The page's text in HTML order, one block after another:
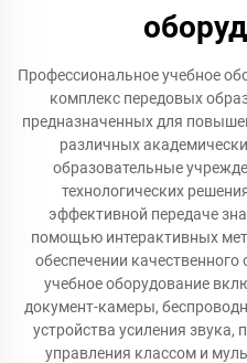
Профессиональное учебное
комплекс передовых
предназначенных для
различных
образовательные
технологических
эффективной передаче
помощью интерактивных
обеспечении
учебное оборудование
документ-камеры,
устройства усиления звука,
управления классом и